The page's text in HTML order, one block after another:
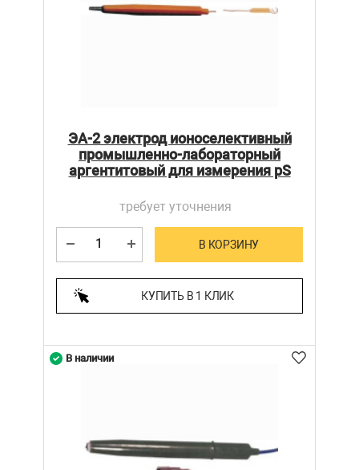
ЭА-2 электрод ионоселективный
промышленно-лабораторный
аргентитовый для измерения pS
требует уточнения
В КОРЗИНУ
КУПИТЬ В 1 КЛИК
В наличии